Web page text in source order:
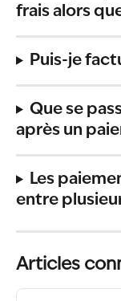
frais alors
Puis-je
Que se
après un
Les
entre
Articles